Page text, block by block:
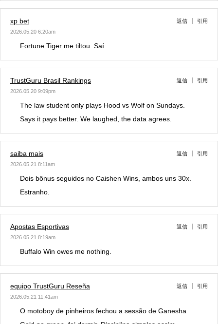
xp bet
2026.05.20 6:20am
返信 引用
Fortune Tiger me tiltou. Saí.
TrustGuru Brasil Rankings
2026.05.20 9:09pm
返信 引用
The law student only plays Hood vs Wolf on Sundays.
Says it pays better. We laughed, the data agrees.
saiba mais
2026.05.21 8:11am
返信 引用
Dois bônus seguidos no Caishen Wins, ambos uns 30x.
Estranho.
Apostas Esportivas
2026.05.21 8:19am
返信 引用
Buffalo Win owes me nothing.
equipo TrustGuru Reseña
2026.05.21 11:41am
返信 引用
O motoboy de pinheiros fechou a sessão de Ganesha